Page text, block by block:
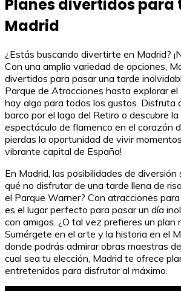
Planes divertidos para
Madrid
¿Estás buscando divertirte en Madrid?
Con una amplia variedad de opciones,
divertidos para pasar una tarde
Parque de Atracciones hasta explorar el
hay algo para todos los gustos. Disfruta
barco por el lago del Retiro o descubre
espectáculo de flamenco en el corazón
pierdas la oportunidad de vivir
vibrante capital de España!
En Madrid, las posibilidades de
qué no disfrutar de una tarde llena de
el Parque Warner? Con atracciones
es el lugar perfecto para pasar un día
con amigos. ¿O tal vez prefieres un plan
Sumérgete en el arte y la historia en el
donde podrás admirar obras maestras
cual sea tu elección, Madrid te ofrece
entretenidos para disfrutar al máximo.